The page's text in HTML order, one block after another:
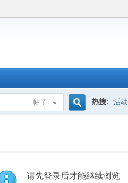
帖子
索
热搜: 活动
请先登录后才能继续浏览